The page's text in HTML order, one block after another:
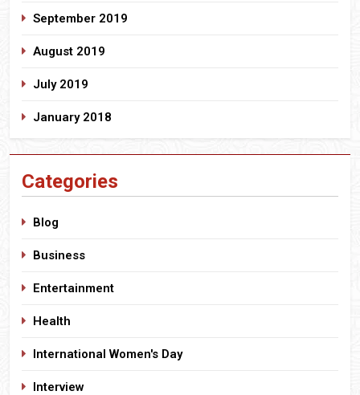
September 2019
August 2019
July 2019
January 2018
Categories
Blog
Business
Entertainment
Health
International Women's Day
Interview